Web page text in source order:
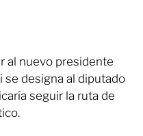
al nuevo presidente
se designa al diputado
seguir la ruta de